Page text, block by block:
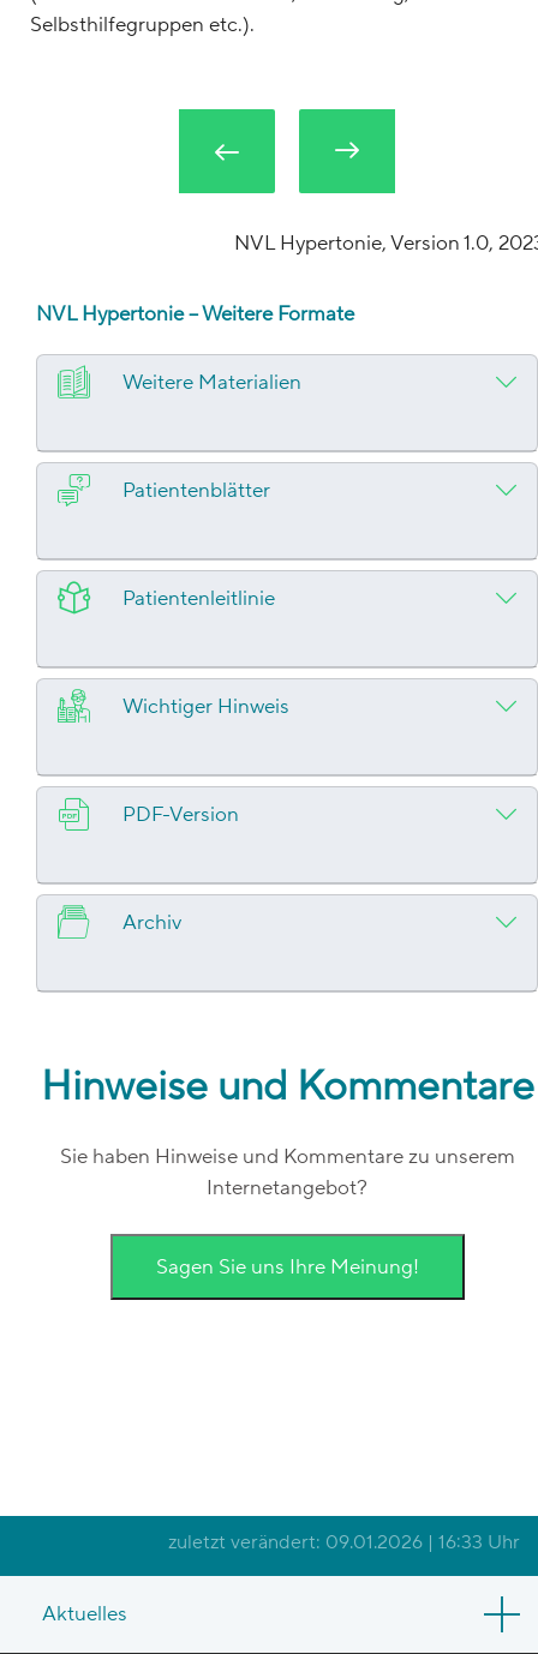
Selbsthilfegruppen etc.).
NVL Hypertonie, Version 1.0,
NVL Hypertonie – Weitere Formate
Weitere Materialien
Patientenblätter
Patientenleitlinie
Wichtiger Hinweis
PDF-Version
Archiv
Hinweise und Kommentare
Sie haben Hinweise und Kommentare zu unserem
Internetangebot?
Sagen Sie uns Ihre Meinung!
zuletzt verändert: 09.01.2026 | 16:33 Uhr
Aktuelles